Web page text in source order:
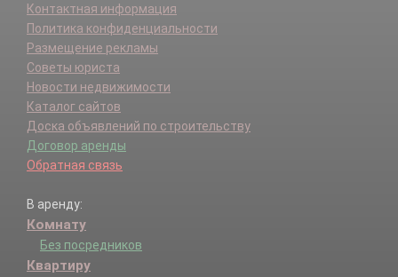
Контактная информация
Политика конфиденциальности
Размещение рекламы
Советы юриста
Новости недвижимости
Каталог сайтов
Доска объявлений по строительству
Договор аренды
Обратная связь
В аренду:
Комнату
Без посредников
Квартиру